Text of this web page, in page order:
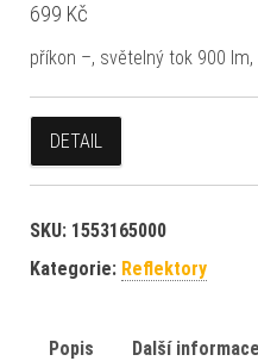
699 Kč
příkon –, světelný tok 900
DETAIL
SKU: 1553165000
Kategorie: Reflektory
Popis Další informace